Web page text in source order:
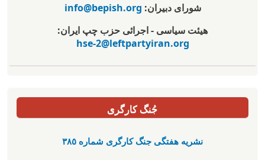
شورای دبیران:info@bepish.org
هیئت سیاسی - اجرائی حزب چپ ایران:
hse-2@leftpartyiran.org
جُنگ کارگری
نشریە هفتگی جنگ کارگری شمارە ٣٨٥